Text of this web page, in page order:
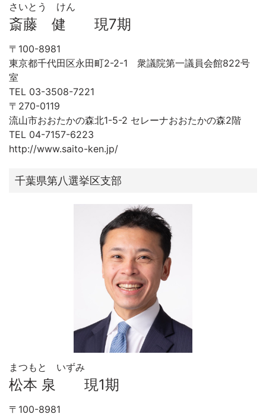
さいとう けん
斎藤 健 現7期
〒100-8981
東京都千代田区永田町2-2-1 衆議院第一議員会館822号
室
TEL 03-3508-7221
〒270-0119
流山市おおたかの森北1-5-2 セレーナおおたかの森2階
TEL 04-7157-6223
http://www.saito-ken.jp/
千葉県第八選挙区支部
まつもと いずみ
松本 泉 現1期
〒100-8981